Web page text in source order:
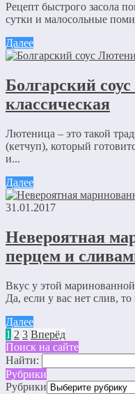
Рецепт быстрого засола
сутки и малосольные
Далее
Болгарский
классическая
Лютеница – это такой
(кетчуп), который
и...
Далее
31.01.2017
Невероятная
перцем и
Вкус у этой
Да, если у вас нет слив,
Далее
1 2 3 Вперёд
Поиск на сайте
Найти:
Рубрики
Рубрики